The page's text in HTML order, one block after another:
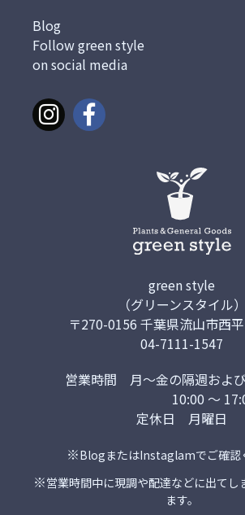
Blog
Follow green style
on social media
green style
（グリーンスタイル）
〒270-0156 千葉県流山市西
04-7111-1547
営業時間 月～金の隔週およ
10:00 ～
定休日 月曜日
※BlogまたはInstaglamでご確認
※営業時間中に現調や配達などに出てし
ます。